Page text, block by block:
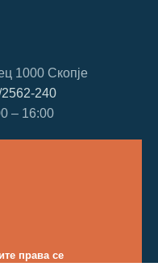
1000 Скопје
240
– 16:00
права се